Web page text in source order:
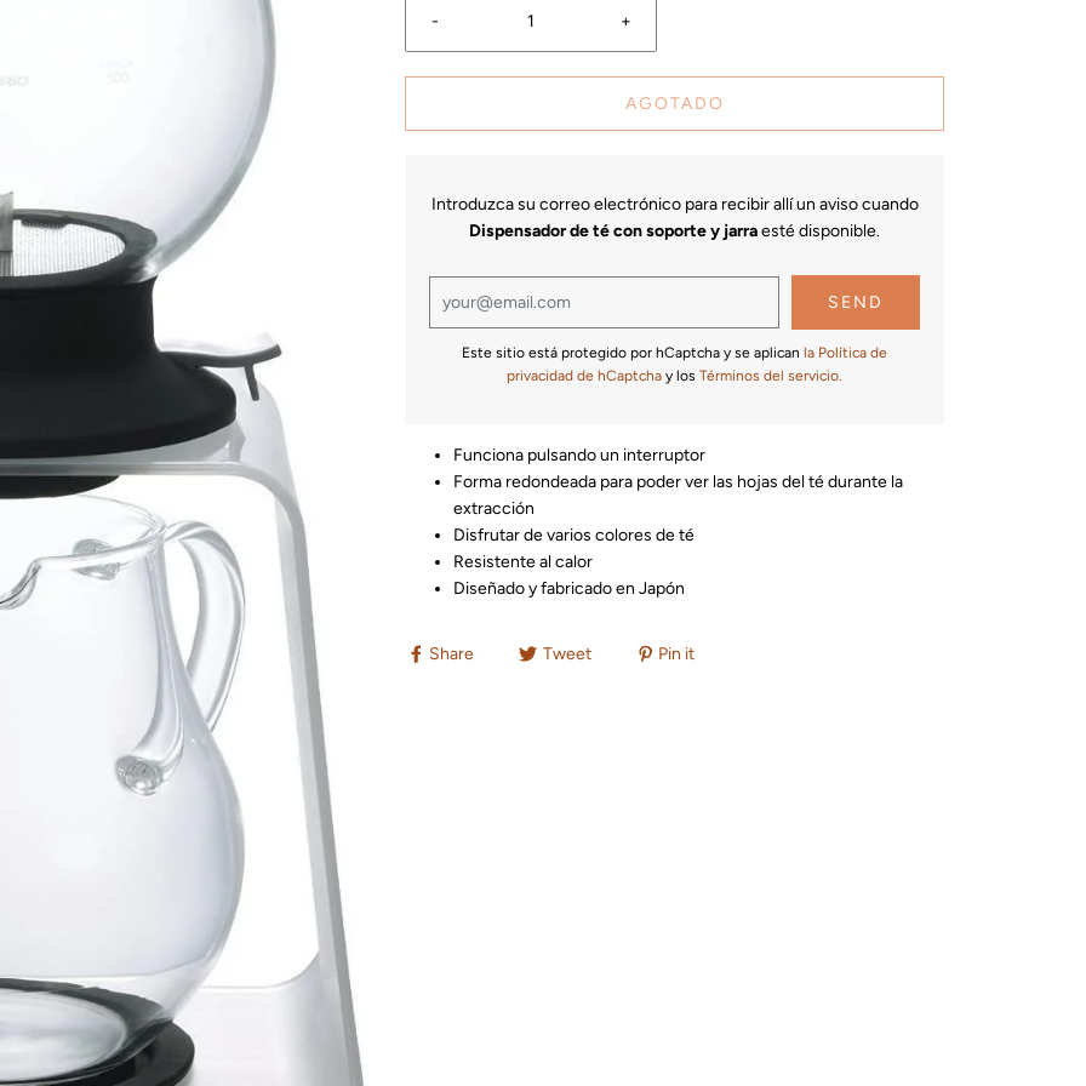
- +
AGOTADO
Introduzca su correo electrónico para recibir allí un aviso cuando
Dispensador de té con soporte y jarraesté disponible.
Este sitio está protegido por hCaptcha y se aplican la Política de
privacidad de hCaptcha y los Términos del servicio.
Funciona pulsando un interruptor
Forma redondeada para poder ver las hojas del té durante la
extracción
Disfrutar de varios colores de té
Resistente al calor
Diseñado y fabricado en Japón
Share Tweet Pin it